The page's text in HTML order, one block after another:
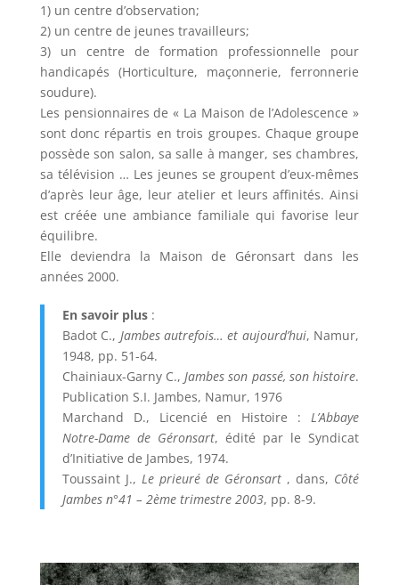
1) un centre d’observation;
2) un centre de jeunes travailleurs;
3) un centre de formation professionnelle pour
handicapés (Horticulture, maçonnerie, ferronnerie
soudure).
Les pensionnaires de « La Maison de l’Adolescence »
sont donc répartis en trois groupes. Chaque groupe
possède son salon, sa salle à manger, ses chambres,
sa télévision … Les jeunes se groupent d’eux-mêmes
d’après leur âge, leur atelier et leurs affinités. Ainsi
est créée une ambiance familiale qui favorise leur
équilibre.
Elle deviendra la Maison de Géronsart dans les
années 2000.
En savoir plus:
Badot C., Jambes autrefois… et aujourd’hui, Namur,
1948, pp. 51-64.
Chainiaux-Garny C.,Jambes son passé, son histoire.
Publication S.I. Jambes, Namur, 1976
Marchand D., Licencié en Histoire :L’Abbaye
Notre-Dame de Géronsart, édité par le Syndicat
d’Initiative de Jambes, 1974.
Toussaint J., Le prieuré de Géronsart , dans, Côté
Jambes n°41 – 2ème trimestre 2003, pp. 8-9.